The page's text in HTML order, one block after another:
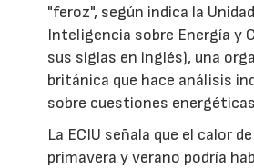
"feroz", según indica la
Inteligencia sobre Energía y
sus siglas en inglés), una
británica que hace análisis
sobre cuestiones
La ECIU señala que el calor
primavera y verano podría